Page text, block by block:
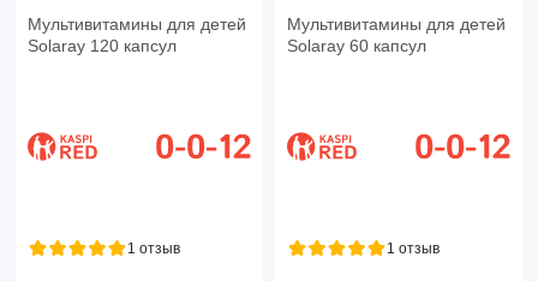
Мультивитамины для детей
Solaray 120 капсул
1 отзыв
Мультивитамины для детей
Solaray 60 капсул
1 отзыв